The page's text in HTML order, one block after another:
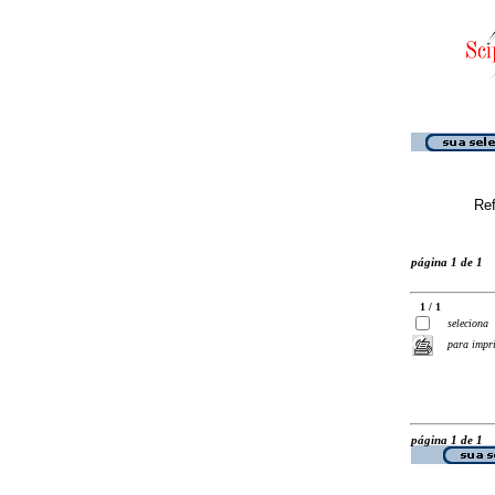
página 1 de 1
1 / 1
seleciona
para
página 1 de 1